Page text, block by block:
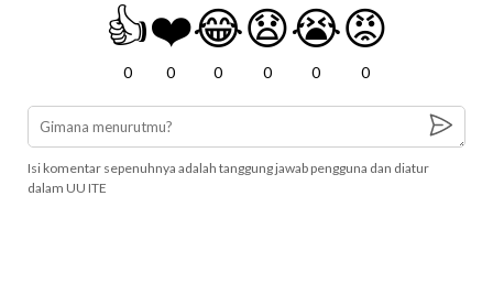
👍
0
❤️
0
😂
0
😧
0
😭
0
😡
0
Isi komentar sepenuhnya adalah tanggung jawab pengguna dan diatur
dalam UU ITE